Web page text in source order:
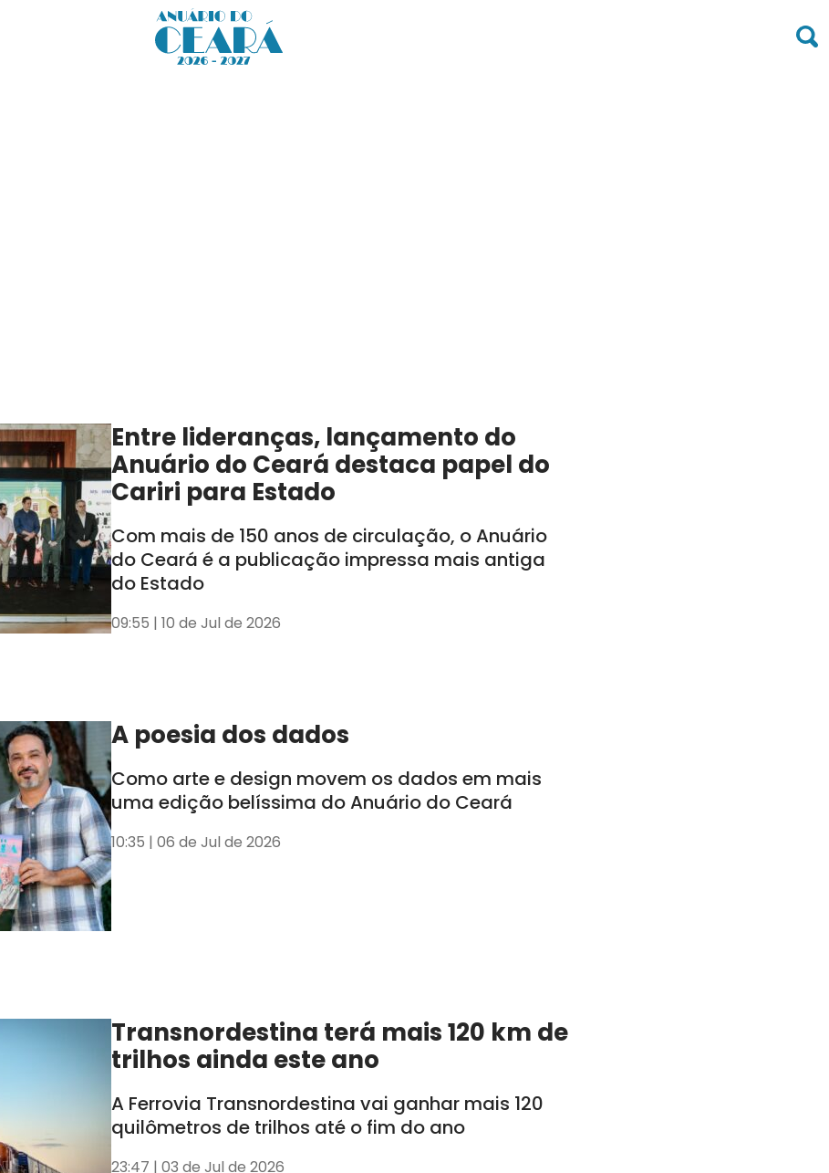
Entre lideranças, lançamento do
Anuário do Ceará destaca papel do
Cariri para Estado
Com mais de 150 anos de circulação, o Anuário
do Ceará é a publicação impressa mais antiga
do Estado
09:55 | 10 de Jul de 2026
A poesia dos dados
Como arte e design movem os dados em mais
uma edição belíssima do Anuário do Ceará
10:35 | 06 de Jul de 2026
Transnordestina terá mais 120 km de
trilhos ainda este ano
A Ferrovia Transnordestina vai ganhar mais 120
quilômetros de trilhos até o fim do ano
23:47 | 03 de Jul de 2026